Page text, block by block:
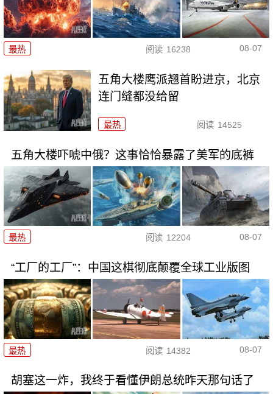
最热 阅读 16238 08-07
五角大楼鹰派翘首盼进京，北京
连门缝都没给留
最热 阅读 14525
五角大楼吓唬中俄？这事恰恰暴露了美军的底裤
最热 阅读 12204 08-07
“工厂的工厂”：中国这棋彻底颠覆全球工业版图
最热 阅读 14382 08-07
胡塞这一炸，我终于看懂伊朗总统昨天那句话了